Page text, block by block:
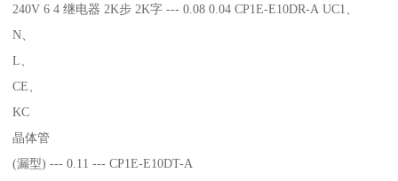
240V 6 4 继电器 2K步 2K字 --- 0.08 0.04 CP1E-E10DR-A UC1、
N、
L、
CE、
KC
晶体管
(漏型) --- 0.11 --- CP1E-E10DT-A